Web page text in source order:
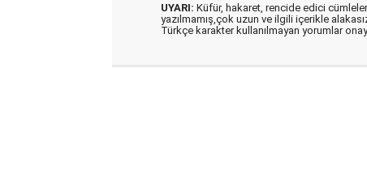
UYARI: Küfür, hakaret, rencide edici
yazılmamış,çok uzun ve ilgili içerikle
Türkçe karakter kullanılmayan yorumlar